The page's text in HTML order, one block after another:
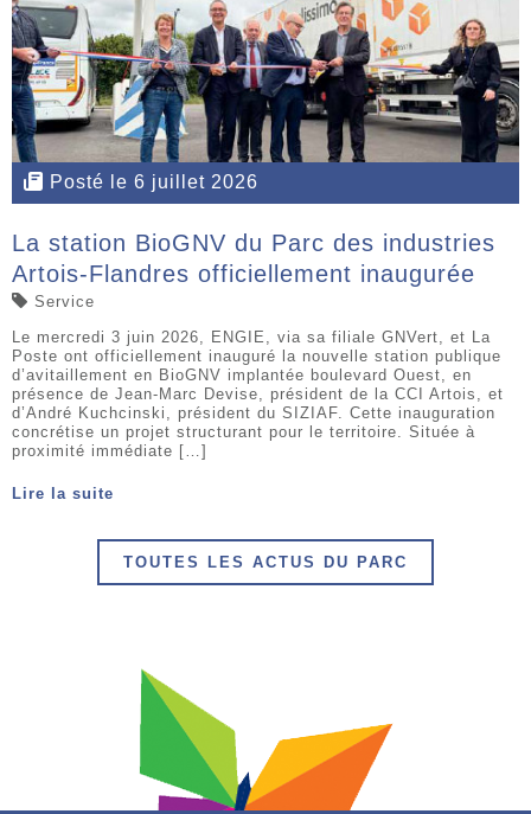
Posté le 6 juillet 2026
La station BioGNV du Parc des industries
Artois-Flandres officiellement inaugurée
Service
Le mercredi 3 juin 2026, ENGIE, via sa filiale GNVert, et La
Poste ont officiellement inauguré la nouvelle station publique
d’avitaillement en BioGNV implantée boulevard Ouest, en
présence de Jean-Marc Devise, président de la CCI Artois, et
d’André Kuchcinski, président du SIZIAF. Cette inauguration
concrétise un projet structurant pour le territoire. Située à
proximité immédiate […]
Lire la suite
TOUTES LES ACTUS DU PARC